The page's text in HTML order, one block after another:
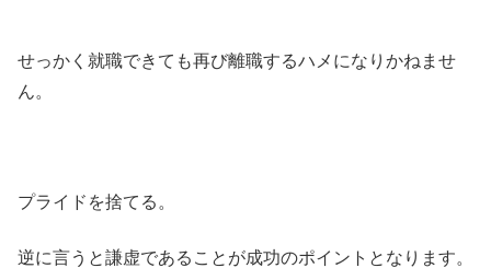
せっかく就職できても再び離職するハメになりかねませ
ん。
プライドを捨てる。
逆に言うと謙虚であることが成功のポイントとなります。